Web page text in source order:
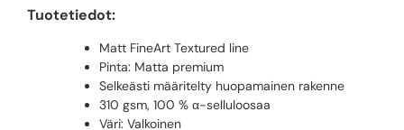
Tuotetiedot:
Matt FineArt Textured line
Pinta: Matta premium
Selkeästi määritelty huopamainen rakenne
310 gsm, 100 % α-selluloosaa
Väri: Valkoinen